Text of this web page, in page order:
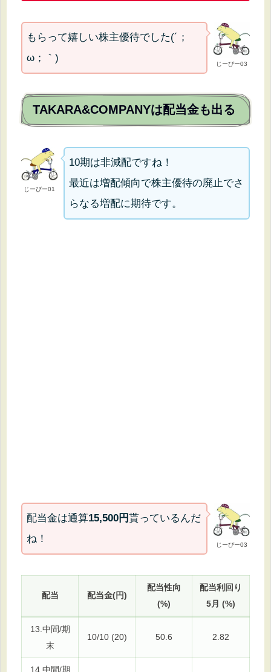
じーぴー03
もらって嬉しい株主優待でした(´；
ω；｀)
TAKARA&COMPANYは配当金も出る
じーぴー01
10期は非減配ですね！
最近は増配傾向で株主優待の廃止でさ
らなる増配に期待です。
じーぴー03
配当金は通算15,500円貰っているんだ
ね！
配当 配当金(円)
配当性向
(%)
配当利回り
5月 (%)
13.中間/期
末
10/10 (20) 50.6 2.82
14.中間/期